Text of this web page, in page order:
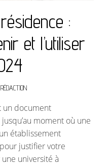
:
et l’utiliser
un document
moment où une
établissement
justifier votre
université à